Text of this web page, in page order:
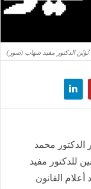
تُؤبّن الدكتور مفيد شهاب (صور)
محمد
للدكتور مفيد
القانون